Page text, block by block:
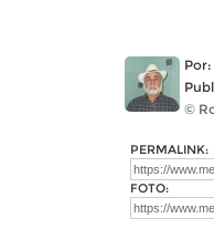
Por:
©
PERMALINK:
FOTO: